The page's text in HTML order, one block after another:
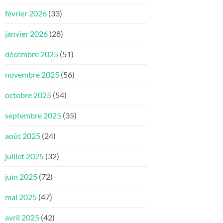
février 2026 (33)
janvier 2026 (28)
décembre 2025 (51)
novembre 2025 (56)
octobre 2025 (54)
septembre 2025 (35)
août 2025 (24)
juillet 2025 (32)
juin 2025 (72)
mai 2025 (47)
avril 2025 (42)